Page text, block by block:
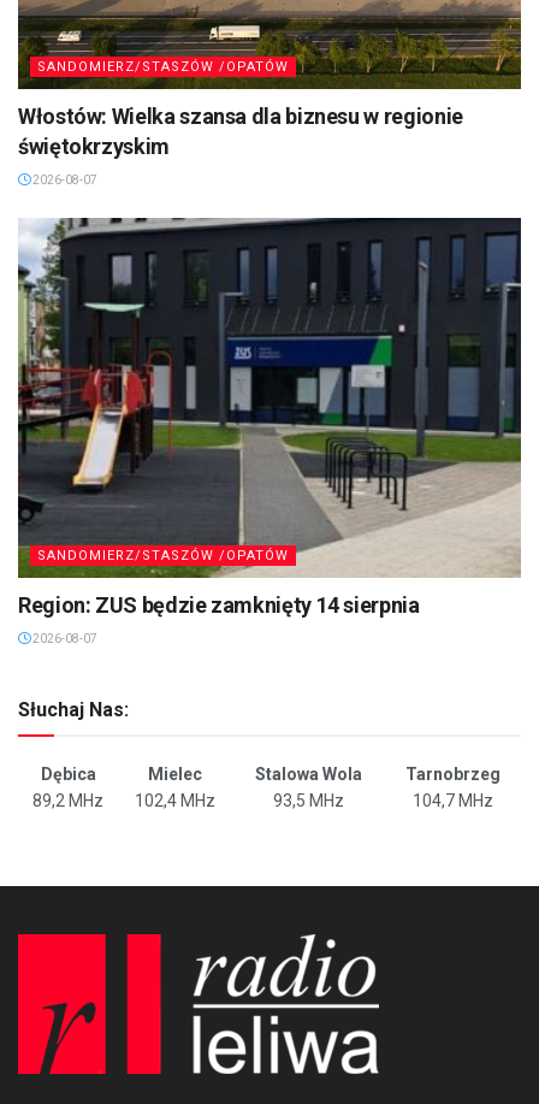
SANDOMIERZ/STASZÓW /OPATÓW
Włostów: Wielka szansa dla biznesu w regionie
świętokrzyskim
2026-08-07
SANDOMIERZ/STASZÓW /OPATÓW
Region: ZUS będzie zamknięty 14 sierpnia
2026-08-07
Słuchaj Nas:
Dębica Mielec Stalowa Wola
Tarnobrzeg
89,2 MHz
102,4 MHz 93,5 MHz 104,7 MHz